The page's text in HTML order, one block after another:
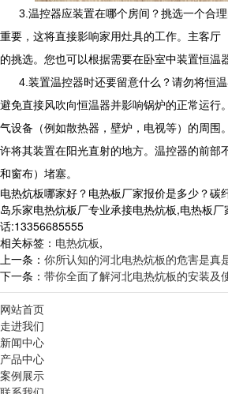
3. 温控器应装置在哪个房间？挑选一个合
重要，这将直接影响家用灶具的工作。主客厅
的挑选。您也可以根据需要在卧室中装置恒温
4.装置温控器时还要留意什么？请勿将恒
避免直接风吹向恒温器并影响锅炉的正常运行
气设备（例如散热器，壁炉，电视等）的周围
许将其装置在阳光直射的地方。温控器的前部
和窗布）堵塞。
电热炕板哪家好？电热板厂家报价是多少？碳
岛乐家电热炕板厂专业承接电热炕板,电热板
话:13356685555
相关标签： 电热炕板,
上一条： 你所认知的河北电热炕板的危害是真
下一条： 带你全面了解河北电热炕板的安装及
网站首页
走进我们
新闻中心
产品中心
案例展示